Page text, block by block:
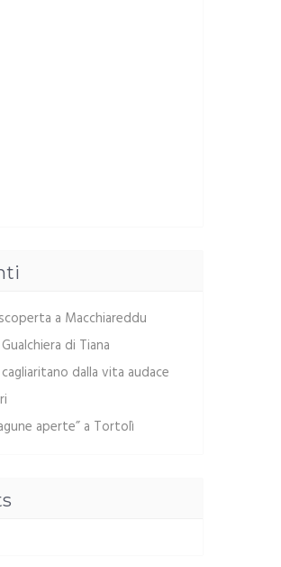
a Macchiareddu
di Tiana
dalla vita audace
aperte” a Tortolì